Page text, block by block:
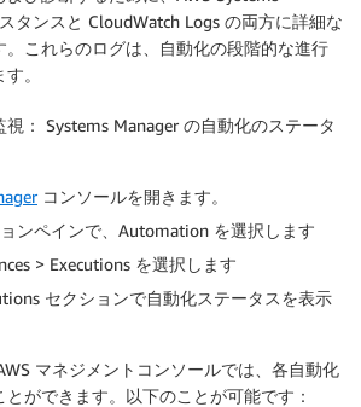
タンスと CloudWatch Logs の両方に詳細な
。これらのログは、自動化の段階的な進行
。
： Systems Manager の自動化のステータ
コンソールを開きます。
ンペインで、Automation を選択します
> Executions を選択します
セクションで自動化ステータスを表示
マネジメントコンソールでは、各自動化
ができます。以下のことが可能です：